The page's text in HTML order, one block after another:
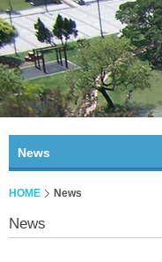
News
HOME News
News